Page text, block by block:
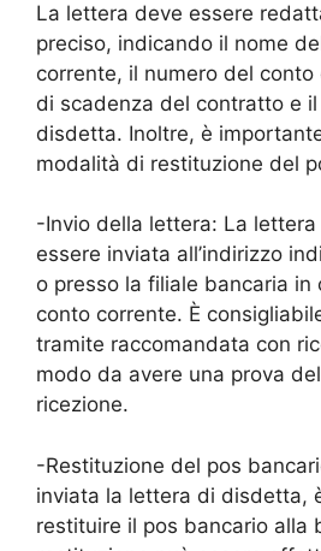
La lettera deve essere
preciso, indicando il nome
corrente, il numero del
di scadenza del contratto e
disdetta. Inoltre, è
modalità di restituzione del
-Invio della lettera: La
essere inviata all’indirizzo
o presso la filiale bancaria in
conto corrente. È
tramite raccomandata con
modo da avere una prova
ricezione.
-Restituzione del pos
inviata la lettera di disdetta,
restituire il pos bancario alla